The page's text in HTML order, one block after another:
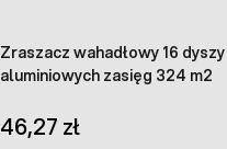
Zraszacz wahadłowy 16 dyszy
aluminiowych zasięg 324 m2
46,27 zł